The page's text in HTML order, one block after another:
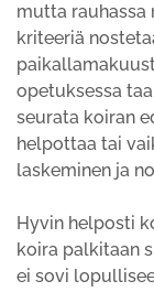
mutta rauhassa
kriteeriä
opetuksessa
seurata koiran
helpottaa tai
laskeminen ja
Hyvin helposti
koira palkitaan
ei sovi